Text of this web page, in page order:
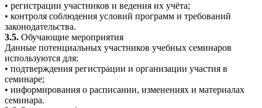
• регистрации участников и ведения их учёта;
• контроля соблюдения условий программ и требований
законодательства.
3.5. Обучающие мероприятия
Данные потенциальных участников учебных семинаров
используются для:
• подтверждения регистрации и организации участия в
семинаре;
• информирования о расписании, изменениях и материалах
семинара.